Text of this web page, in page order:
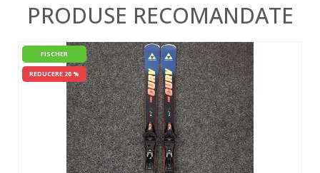
PRODUSE RECOMANDATE
FISCHER
REDUCERE 20 %